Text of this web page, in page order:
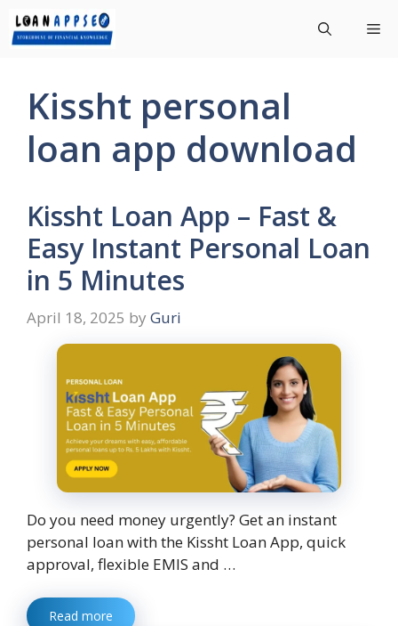
Skip
to
Kissht personal
loan app download
Kissht Loan App – Fast &
Easy Instant Personal Loan
in 5 Minutes
April 18, 2025 by Guri
Do you need money urgently? Get an instant
personal loan with the Kissht Loan App, quick
approval, flexible EMIS and …
Read more